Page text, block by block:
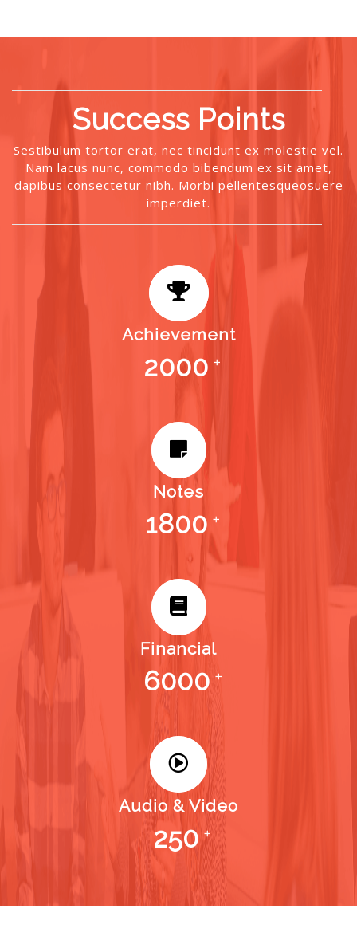
Success Points
Sestibulum tortor erat, nec tincidunt ex molestie vel.
Nam lacus nunc, commodo bibendum ex sit amet,
dapibus consectetur nibh. Morbi pellentesqueosuere
imperdiet.
Achievement
2000 +
Notes
1800 +
Financial
6000 +
Audio & Video
250 +